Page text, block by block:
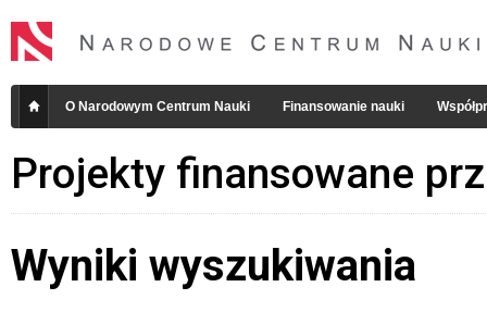
O Narodowym Centrum Nauki Finansowanie nauki
Projekty finansowane
Wyniki wyszukiwania